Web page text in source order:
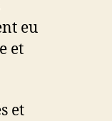
eu
et
et